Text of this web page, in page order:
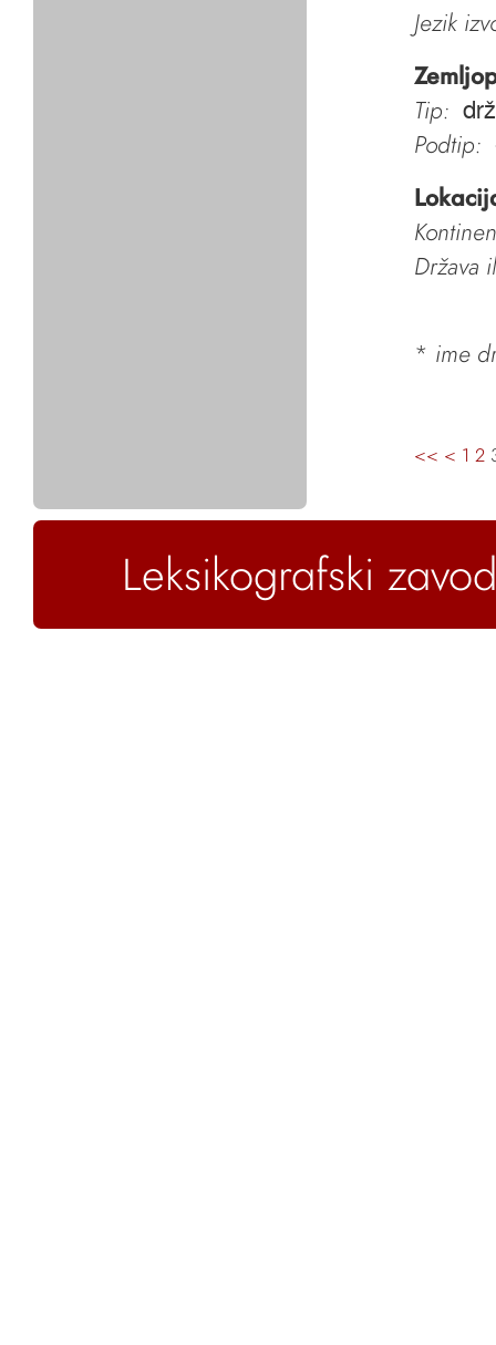
Jezik
Tip:
Podtip:
Država
* ime
<< < 1 2
Leksikografski